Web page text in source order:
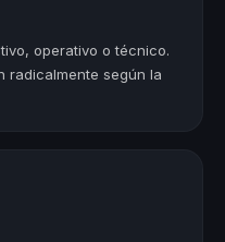
operativo o técnico.
radicalmente según la